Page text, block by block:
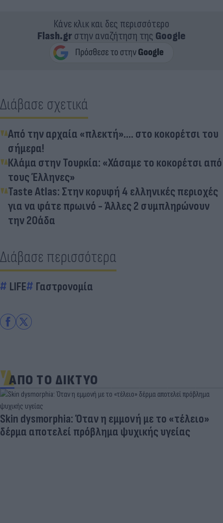
Κάνε κλικ και δες περισσότερο
Flash.grστην αναζήτηση της Google
Διάβασε σχετικά
Από την αρχαία «πλεκτή».... στο κοκορέτσι του
σήμερα!
Κλάμα στην Τουρκία: «Χάσαμε το κοκορέτσι από
τους Έλληνες»
Taste Atlas: Στην κορυφή 4 ελληνικές περιοχές
για να φάτε πρωινό - Άλλες 2 συμπληρώνουν
την 20άδα
Διάβασε περισσότερα
LIFE Γαστρονομία
ΑΠΟ ΤΟ ΔΙΚΤΥΟ
Skin dysmorphia: Όταν η εμμονή με το «τέλειο»
δέρμα αποτελεί πρόβλημα ψυχικής υγείας